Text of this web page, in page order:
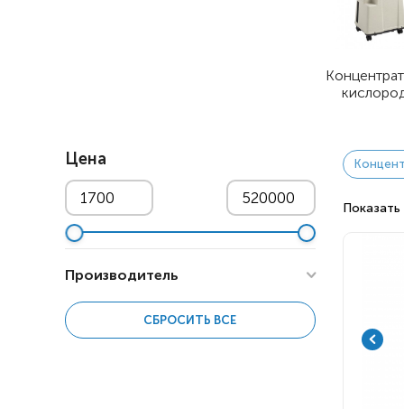
Цена
Производитель
СБРОСИТЬ ВСЕ
Показать